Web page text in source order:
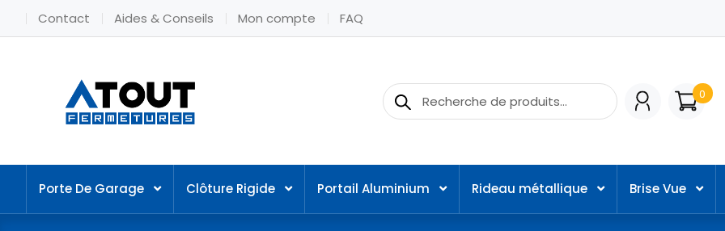
Contact Aides & Conseils Mon compte FAQ
Recherche
pour :
Recherche 0
Porte De Garage Clôture Rigide Portail Aluminium Rideau métallique Brise Vue